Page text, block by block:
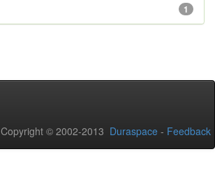
1
Copyright © 2002-2013 Duraspace - Feedback